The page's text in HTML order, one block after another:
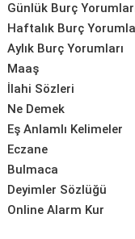
Günlük Burç
Haftalık Burç
Aylık Burç Yorumları
Maaş
İlahi Sözleri
Ne Demek
Eş Anlamlı Kelimeler
Eczane
Bulmaca
Deyimler Sözlüğü
Online Alarm Kur